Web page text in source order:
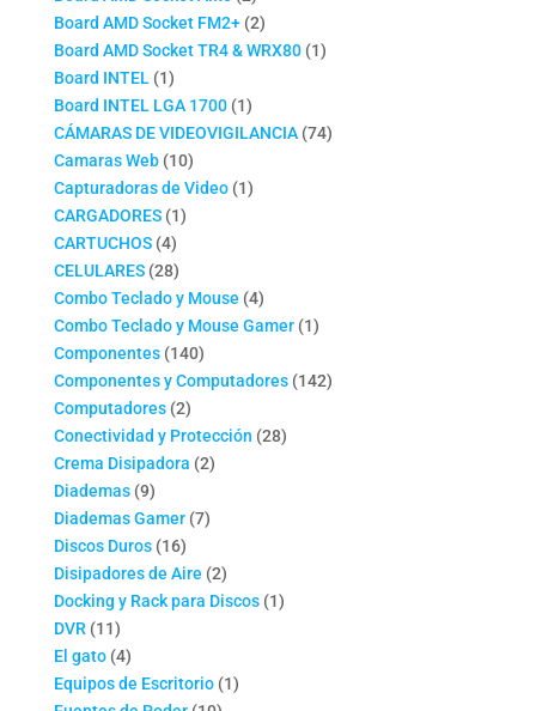
productos
Board AMD Socket FM2+ 22
productos
Board AMD Socket TR4 & WRX80 11
Board INTEL 11
producto
Board INTEL LGA 1700 11
producto
CÁMARAS DE VIDEOVIGILANCIA 7474
Camaras Web 1010
productos
Capturadoras de Video 11
CARGADORES 11
CARTUCHOS 44
productos
CELULARES 2828
productos
Combo Teclado y Mouse 44
productos
Combo Teclado y Mouse Gamer 11
Componentes 140140
productos
Componentes y Computadores 142142
Computadores 22
productos
Conectividad y Protección 2828
Crema Disipadora 22
Diademas 99
productos
Diademas Gamer 77
Discos Duros 1616
productos
Disipadores de Aire 22
productos
Docking y Rack para Discos 11
DVR 1111
productos
El gato 44
productos
Equipos de Escritorio 11